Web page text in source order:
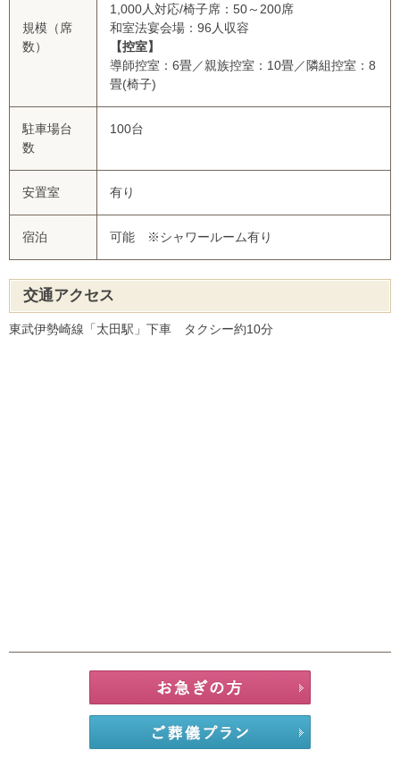
規模（席
数）
1,000人対応/椅子席：50～200席
和室法宴会場：96人収容
【控室】
導師控室：6畳／親族控室：10畳／隣組控室：8
畳(椅子)
駐車場台
数
100台
安置室 有り
宿泊 可能 ※シャワールーム有り
交通アクセス
東武伊勢崎線「太田駅」下車 タクシー約10分